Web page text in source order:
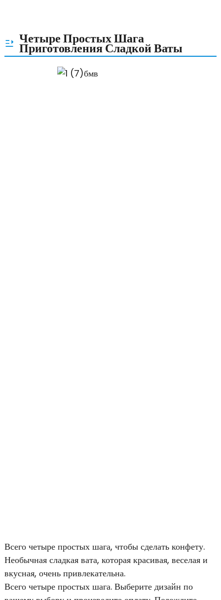
Четыре Простых Шага
Приготовления Сладкой Ваты
Всего четыре простых шага, чтобы сделать конфету.
Необычная сладкая вата, которая красивая, веселая и
вкусная, очень привлекательна.
Всего четыре простых шага. Выберите дизайн по